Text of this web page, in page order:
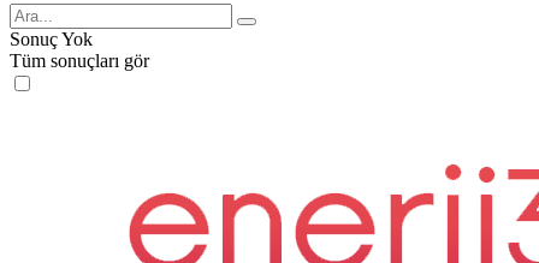
Sonuç Yok
Tüm sonuçları gör